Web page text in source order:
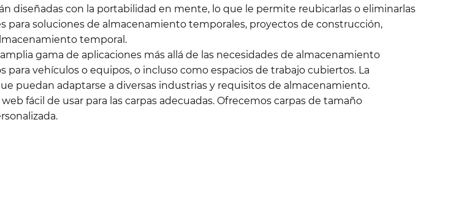
diseñadas con la portabilidad en mente, lo que le permite reubicarlas o eliminarlas
para soluciones de almacenamiento temporales, proyectos de construcción,
temporal.
gama de aplicaciones más allá de las necesidades de almacenamiento
vehículos o equipos, o incluso como espacios de trabajo cubiertos. La
puedan adaptarse a diversas industrias y requisitos de almacenamiento.
fácil de usar para las carpas adecuadas. Ofrecemos carpas de tamaño